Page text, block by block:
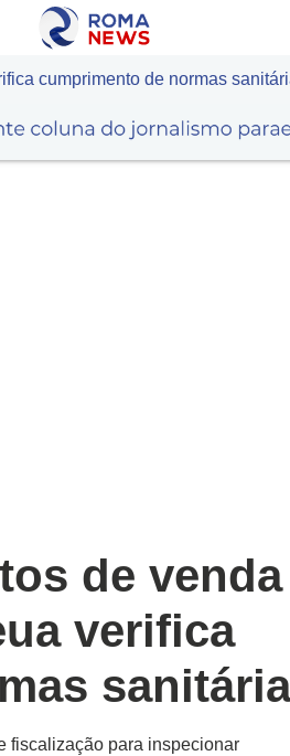
cumprimento de normas
de venda
verifica
fiscalização para inspecionar